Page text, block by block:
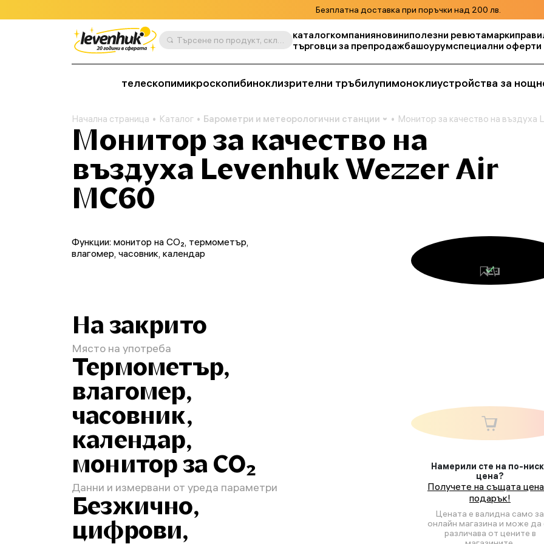
Безплатна доставка при поръчки над 200 лв.
Търсене по продукт, складова единица, категория и т.н. каталогкомпанияновиниполезни ревютамарки
търговци за препродажбашоурумспециални оферти
телескопимикроскопибиноклизрителни тръбилупимоноклиустройства за
Начална страница Каталог Барометри и метеорологични станции Монитор за качество на въздуха
Монитор за качество на
въздуха Levenhuk Wezzer Air
MC60
Намерили сте на по-
цена?
Получете на същата
подарък!
Цената е валидна само за
онлайн магазина и може да
различава от цените в
Функции: монитор на CO₂, термометър,
влагомер, часовник, календар
На закрито
Място на употреба
Термометър,
влагомер,
часовник,
календар,
монитор за CO₂
Данни и измервани от уреда параметри
Безжично,
цифрови,